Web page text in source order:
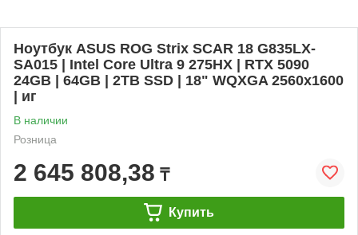
Ноутбук ASUS ROG Strix SCAR 18 G835LX-
SA015 | Intel Core Ultra 9 275HX | RTX 5090
24GB | 64GB | 2TB SSD | 18" WQXGA 2560x1600
| иг
В наличии
Розница
2 645 808,38 ₸
Купить